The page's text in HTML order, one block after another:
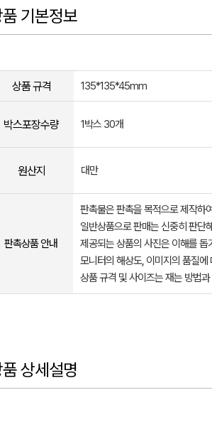
기본정보
상품 규격 135*135*45mm
박스포장수량 1박스 30개
원산지 대만
판촉상품 안내
판촉물은 판촉을 목적으로 제작하
일반상품으로 판매는 신중히 판단
제공되는 상품의 사진은 이해를
모니터의 해상도, 이미지의 품질
상품 규격 및 사이즈는 재는 방법
상세설명